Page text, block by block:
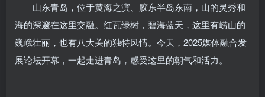
山东青岛，位于黄海之滨、胶东半岛东南，山的灵秀和
海的深邃在这里交融。红瓦绿树，碧海蓝天，这里有崂山的
巍峨壮丽，也有八大关的独特风情。今天，2025媒体融合发
展论坛开幕，一起走进青岛，感受这里的朝气和活力。